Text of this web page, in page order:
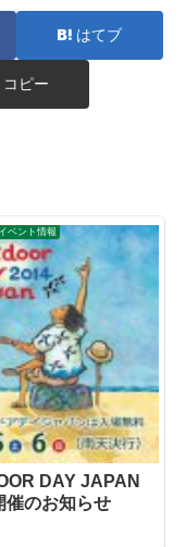
はてブ
コピー
ベント情報
DAY JAPAN
催のお知らせ